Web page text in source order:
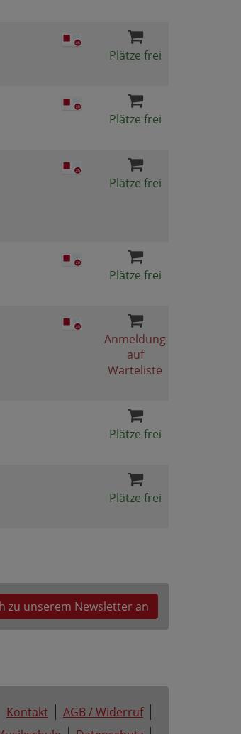
Plätze frei
Plätze frei
Plätze frei
Plätze frei
Anmeldung
auf
Warteliste
Plätze frei
Plätze frei
zu unserem Newsletter an
Kontakt
AGB / Widerruf